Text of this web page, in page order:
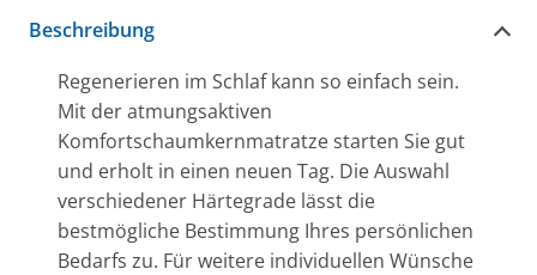
Beschreibung
Regenerieren im Schlaf kann so einfach sein.
Mit der atmungsaktiven
Komfortschaumkernmatratze starten Sie gut
und erholt in einen neuen Tag. Die Auswahl
verschiedener Härtegrade lässt die
bestmögliche Bestimmung Ihres persönlichen
Bedarfs zu. Für weitere individuellen Wünsche